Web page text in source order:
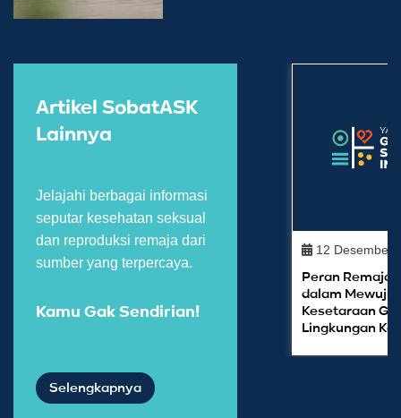
Artikel SobatASK
Lainnya
Jelajahi berbagai informasi
seputar kesehatan seksual
dan reproduksi remaja dari
sumber yang terpercaya.
Kamu Gak Sendirian!
Selengkapnya
12 Desember
Peran Remaja
dalam
Kesetaraan
Lingkungan